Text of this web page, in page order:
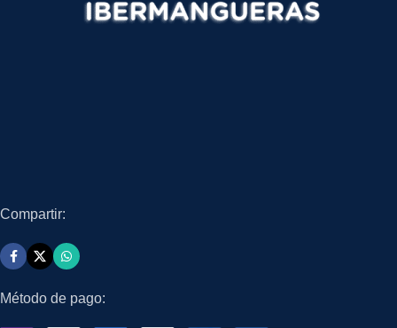
Compartir:
Método de pago: